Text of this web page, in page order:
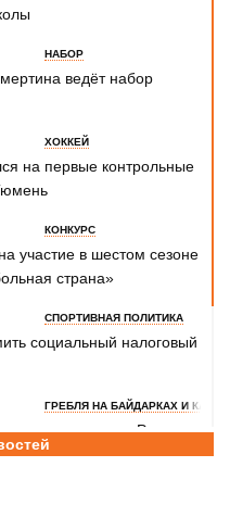
НАБОР
ведёт набор
ХОККЕЙ
на первые контрольные
КОНКУРС
участие в шестом сезоне
страна»
СПОРТИВНАЯ ПОЛИТИКА
социальный налоговый
ГРЕБЛЯ НА БАЙДАРКАХ И КАНОЭ
первенства России
медали